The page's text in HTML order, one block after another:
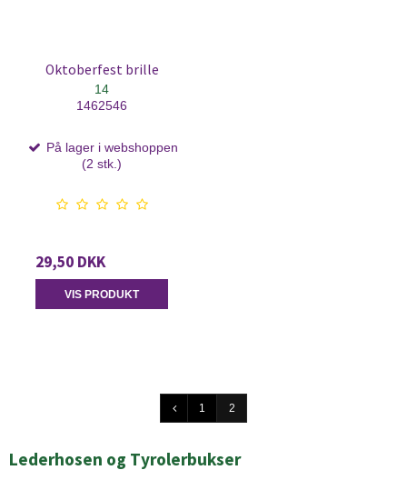
Oktoberfest brille
14
1462546
På lager i webshoppen
(2 stk.)
29,50 DKK
VIS PRODUKT
1 2
Lederhosen og Tyrolerbukser